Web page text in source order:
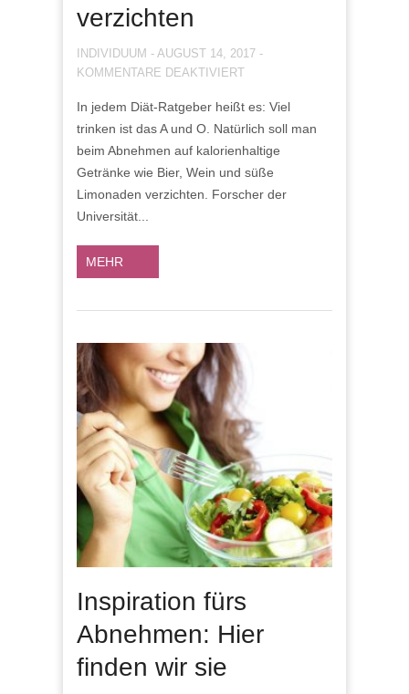
verzichten
INDIVIDUUM - AUGUST 14, 2017 -
KOMMENTARE DEAKTIVIERTFÜR
ABNEHMEN
MÖCHTE,
SOLLTE
AUF
In jedem Diät-Ratgeber heißt es: Viel
trinken ist das A und O. Natürlich soll man
beim Abnehmen auf kalorienhaltige
Getränke wie Bier, Wein und süße
Limonaden verzichten. Forscher der
Universität...
MEHR
Inspiration fürs
Abnehmen: Hier
finden wir sie